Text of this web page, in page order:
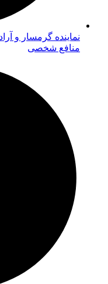
نماینده گرمسار و
منافع شخصی